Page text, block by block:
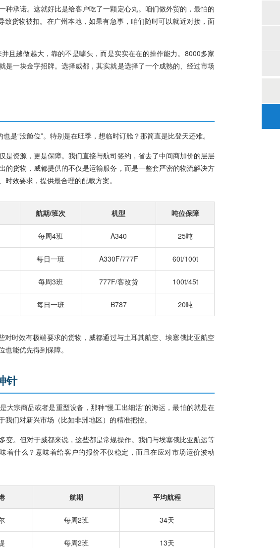
承诺。这就好比是给客户吃了一颗定心丸。咱们做外贸的，最怕的
致货物被扣。在广州本地，如果有急事，咱们随时可以就近对接，面
且越做越大，靠的不是噱头，而是实实在在的操作能力。8000多家
一块金字招牌。选择威都，其实就是选择了一个成熟的、经过市场
是“没舱位”。特别是在旺季，想临时订舱？那简直是比登天还难。
是资源，更是保障。我们直接与航司签约，省去了中间商加价的层层
货物，威都提供的不仅是运输服务，而是一整套严密的物流解决方
效要求，提供最合理的配载方案。
航期/班次 机型 吨位保障
每周4班 A340 25吨
每日一班 A330F/777F 60t/100t
每周3班 777F/客改货 100t/45t
每日一班 B787 20吨
对时效有极端要求的货物，威都通过与土耳其航空、埃塞俄比亚航空
能优先得到保障。
针
宗商品或者是重型设备，那种“慢工出细活”的海运，最怕的就是在
们对新兴市场（比如非洲地区）的精准把控。
。但对于威都来说，这些都是常规操作。我们与埃塞俄比亚航运等
着什么？意味着给客户的报价不仅稳定，而且在应对市场运价波动
航期 平均航程
每周2班 34天
每周2班 13天